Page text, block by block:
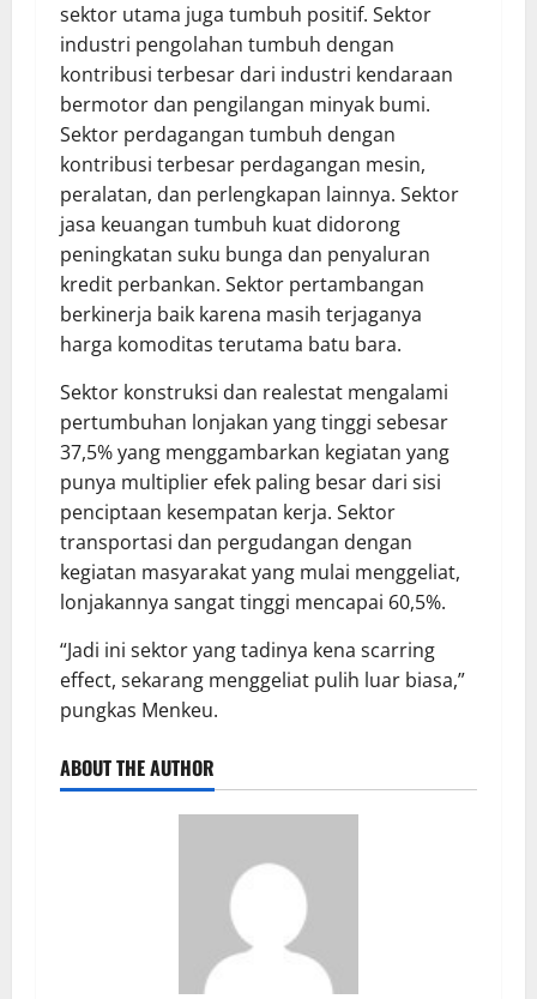
sektor utama juga tumbuh positif. Sektor
industri pengolahan tumbuh dengan
kontribusi terbesar dari industri kendaraan
bermotor dan pengilangan minyak bumi.
Sektor perdagangan tumbuh dengan
kontribusi terbesar perdagangan mesin,
peralatan, dan perlengkapan lainnya. Sektor
jasa keuangan tumbuh kuat didorong
peningkatan suku bunga dan penyaluran
kredit perbankan. Sektor pertambangan
berkinerja baik karena masih terjaganya
harga komoditas terutama batu bara.
Sektor konstruksi dan realestat mengalami
pertumbuhan lonjakan yang tinggi sebesar
37,5% yang menggambarkan kegiatan yang
punya multiplier efek paling besar dari sisi
penciptaan kesempatan kerja. Sektor
transportasi dan pergudangan dengan
kegiatan masyarakat yang mulai menggeliat,
lonjakannya sangat tinggi mencapai 60,5%.
“Jadi ini sektor yang tadinya kena scarring
effect, sekarang menggeliat pulih luar biasa,”
pungkas Menkeu.
ABOUT THE AUTHOR